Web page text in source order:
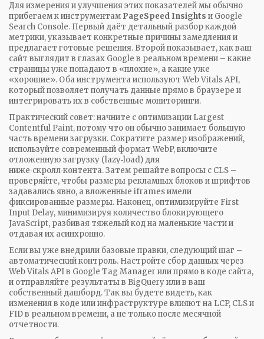
Для измерения и улучшения этих показателей мы обычно
прибегаем к инструментам PageSpeed Insights и Google
Search Console. Первый даёт детальный разбор каждой
метрики, указывает конкретные причины замедления и
предлагает готовые решения. Второй показывает, как ваш
сайт выглядит в глазах Google в реальном времени – какие
страницы уже попадают в «плохие», а какие уже
«хорошие». Оба инструмента используют Web Vitals API,
который позволяет получать данные прямо в браузере и
интегрировать их в собственные мониторинги.
Практический совет: начните с оптимизации Largest
Contentful Paint, потому что он обычно занимает большую
часть времени загрузки. Сократите размер изображений,
используйте современный формат WebP, включите
отложенную загрузку (lazy‑load) для
ниже‑скролл‑контента. Затем решайте вопросы с CLS –
проверяйте, чтобы размеры рекламных блоков и шрифтов
задавались явно, а вложенные iframes имели
фиксированные размеры. Наконец, оптимизируйте First
Input Delay, минимизируя количество блокирующего
JavaScript, разбивая тяжелый код на маленькие части и
отдавая их асинхронно.
Если вы уже внедрили базовые правки, следующий шаг –
автоматический контроль. Настройте сбор данных через
Web Vitals API в Google Tag Manager или прямо в коде сайта,
и отправляйте результаты в BigQuery или в ваш
собственный дашборд. Так вы будете видеть, как
изменения в коде или инфраструктуре влияют на LCP, CLS и
FID в реальном времени, а не только после месячной
отчетности.